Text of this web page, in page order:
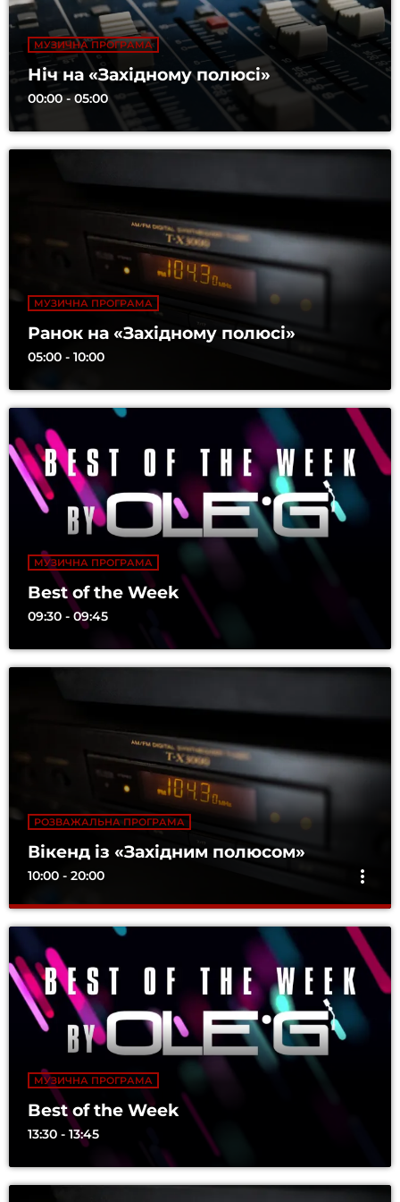
МУЗИЧНА ПРОГРАМА
Ніч на «Західному полюсі»
00:00 - 05:00
МУЗИЧНА ПРОГРАМА
Ранок на «Західному полюсі»
05:00 - 10:00
МУЗИЧНА ПРОГРАМА
Best of the Week
09:30 - 09:45
РОЗВАЖАЛЬНА ПРОГРАМА
Вікенд із «Західним полюсом»
10:00 - 20:00 more_vert
Вікенд із «Західним полюсом»
Найкращі хіти. Без компромісів
Коли надходить час відпочинку — що може бути краще за
відпочинок під улюблені хіти на улюбленій хвилі?
close
МУЗИЧНА ПРОГРАМА
Best of the Week
13:30 - 13:45